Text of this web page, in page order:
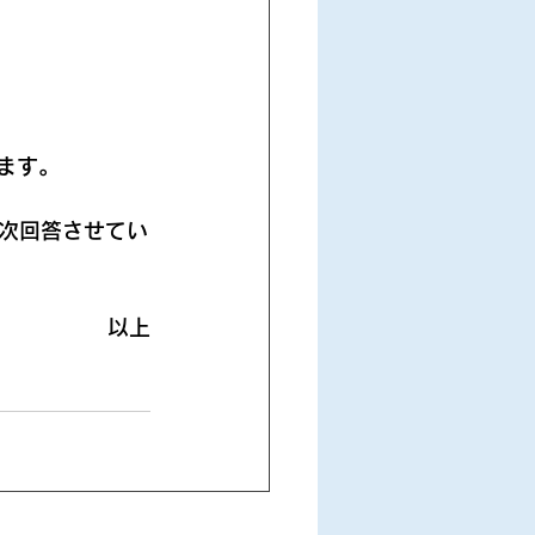
す。
回答させてい
以上